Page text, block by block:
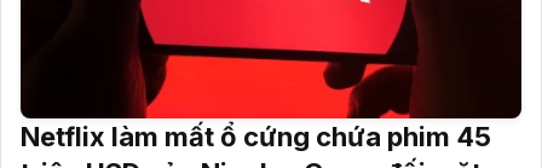
Netflix làm mất ổ cứng chứa phim 45